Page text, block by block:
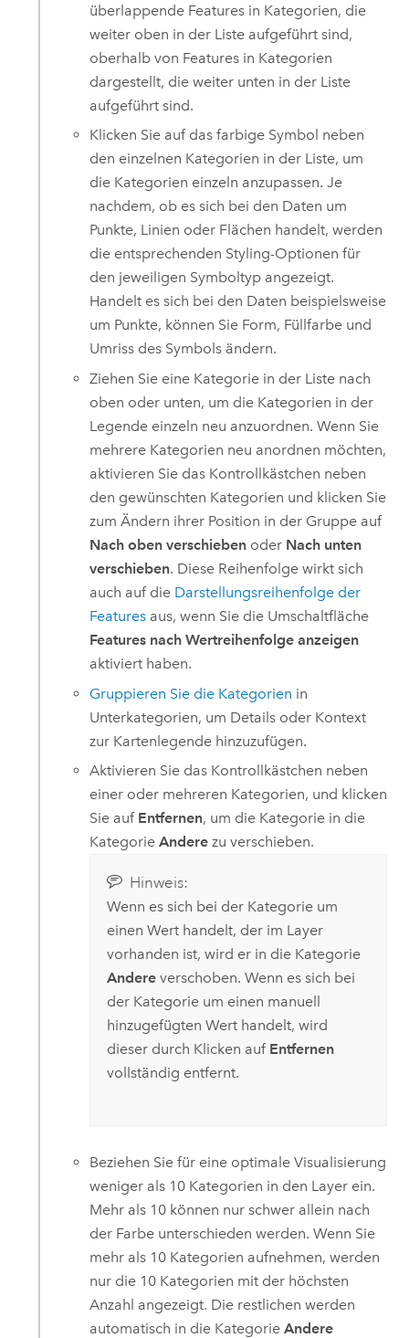
überlappende Features in Kategorien, die
weiter oben in der Liste aufgeführt sind,
oberhalb von Features in Kategorien
dargestellt, die weiter unten in der Liste
aufgeführt sind.
Klicken Sie auf das farbige Symbol neben
den einzelnen Kategorien in der Liste, um
die Kategorien einzeln anzupassen. Je
nachdem, ob es sich bei den Daten um
Punkte, Linien oder Flächen handelt, werden
die entsprechenden Styling-Optionen für
den jeweiligen Symboltyp angezeigt.
Handelt es sich bei den Daten beispielsweise
um Punkte, können Sie Form, Füllfarbe und
Umriss des Symbols ändern.
Ziehen Sie eine Kategorie in der Liste nach
oben oder unten, um die Kategorien in der
Legende einzeln neu anzuordnen. Wenn Sie
mehrere Kategorien neu anordnen möchten,
aktivieren Sie das Kontrollkästchen neben
den gewünschten Kategorien und klicken Sie
zum Ändern ihrer Position in der Gruppe auf
Nach oben verschieben oder Nach unten
verschieben. Diese Reihenfolge wirkt sich
auch auf die Darstellungsreihenfolge der
Features aus, wenn Sie die Umschaltfläche
Features nach Wertreihenfolge anzeigen
aktiviert haben.
Gruppieren Sie die Kategorien in
Unterkategorien, um Details oder Kontext
zur Kartenlegende hinzuzufügen.
Aktivieren Sie das Kontrollkästchen neben
einer oder mehreren Kategorien, und klicken
Sie auf Entfernen, um die Kategorie in die
KategorieAndere zu verschieben.
Hinweis:
Wenn es sich bei der Kategorie um
einen Wert handelt, der im Layer
vorhanden ist, wird er in die Kategorie
Andereverschoben. Wenn es sich bei
der Kategorie um einen manuell
hinzugefügten Wert handelt, wird
dieser durch Klicken auf Entfernen
vollständig entfernt.
Beziehen Sie für eine optimale Visualisierung
weniger als 10 Kategorien in den Layer ein.
Mehr als 10 können nur schwer allein nach
der Farbe unterschieden werden. Wenn Sie
mehr als 10 Kategorien aufnehmen, werden
nur die 10 Kategorien mit der höchsten
Anzahl angezeigt. Die restlichen werden
automatisch in die KategorieAndere